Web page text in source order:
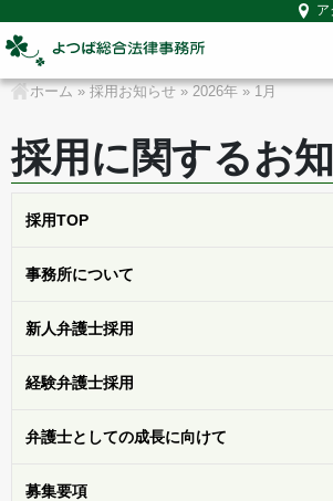
ア
ホーム » 採用お知らせ» 2026年» 1月
採用に関するお
採用TOP
事務所について
新人弁護士採用
経験弁護士採用
弁護士としての成長に向けて
募集要項